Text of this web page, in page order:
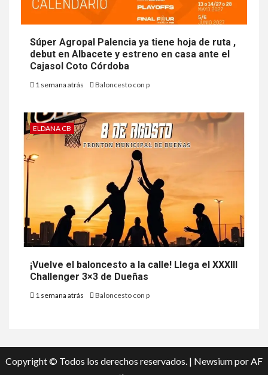
Súper Agropal Palencia ya tiene hoja de ruta ,
debut en Albacete y estreno en casa ante el
Cajasol Coto Córdoba
1 semana atrás Baloncesto con p
ELDANA CB
¡Vuelve el baloncesto a la calle! Llega el XXXIII
Challenger 3×3 de Dueñas
1 semana atrás Baloncesto con p
Copyright © Todos los derechos reservados. | Newsiumpor AF